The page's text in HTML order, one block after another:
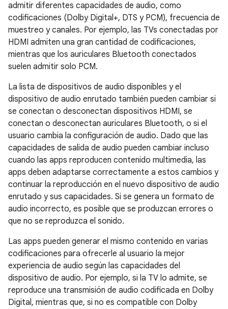
admitir diferentes capacidades de audio, como
codificaciones (Dolby Digital+, DTS y PCM), frecuencia de
muestreo y canales. Por ejemplo, las TVs conectadas por
HDMI admiten una gran cantidad de codificaciones,
mientras que los auriculares Bluetooth conectados
suelen admitir solo PCM.
La lista de dispositivos de audio disponibles y el
dispositivo de audio enrutado también pueden cambiar si
se conectan o desconectan dispositivos HDMI, se
conectan o desconectan auriculares Bluetooth, o si el
usuario cambia la configuración de audio. Dado que las
capacidades de salida de audio pueden cambiar incluso
cuando las apps reproducen contenido multimedia, las
apps deben adaptarse correctamente a estos cambios y
continuar la reproducción en el nuevo dispositivo de audio
enrutado y sus capacidades. Si se genera un formato de
audio incorrecto, es posible que se produzcan errores o
que no se reproduzca el sonido.
Las apps pueden generar el mismo contenido en varias
codificaciones para ofrecerle al usuario la mejor
experiencia de audio según las capacidades del
dispositivo de audio. Por ejemplo, si la TV lo admite, se
reproduce una transmisión de audio codificada en Dolby
Digital, mientras que, si no es compatible con Dolby